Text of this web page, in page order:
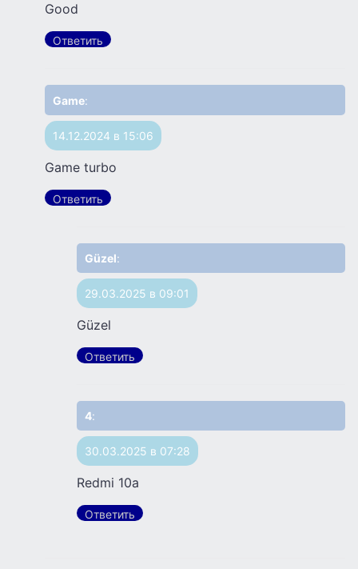
Good
Ответить
Game:
14.12.2024 в 15:06
Game turbo
Ответить
Güzel:
29.03.2025 в 09:01
Güzel
Ответить
4:
30.03.2025 в 07:28
Redmi 10a
Ответить